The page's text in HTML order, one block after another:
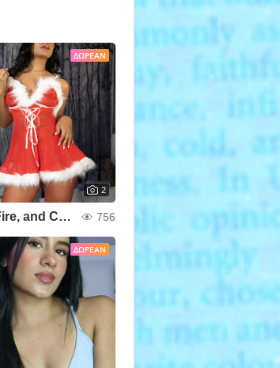
ΔΩΡΕΆΝ
2
Sparkle, Fire, and Christmas 756
ΔΩΡΕΆΝ